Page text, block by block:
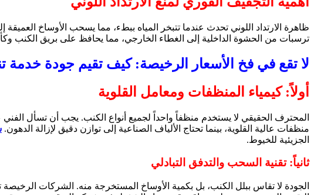
ظاهرة الارتداد اللوني تحدث عندما تتبخر المياه ببطء، مما يسحب الأوساخ
ترسبات من الحشوة الداخلية إلى الغطاء الخارجي، مما يحافظ على بريق الكنب
لا تقع في فخ الأسعار الرخيصة: كيف تقيم جودة
أولاً: كيمياء المنظفات ومعامل القلوية
المحترف الحقيقي لا يستخدم منظفاً واحداً لجميع أنواع الكنب. يجب أن تسأل
منظفات عالية القلوية، بينما تحتاج الألياف الصناعية إلى توازن دقيق لإزالة الدهون.
الجزيئية للخيوط.
ثانياً: تقنية السحب والتدفق التبادلي
الجودة لا تقاس ببلل الكنب، بل بكمية الأوساخ المستخرجة منه. الشركات